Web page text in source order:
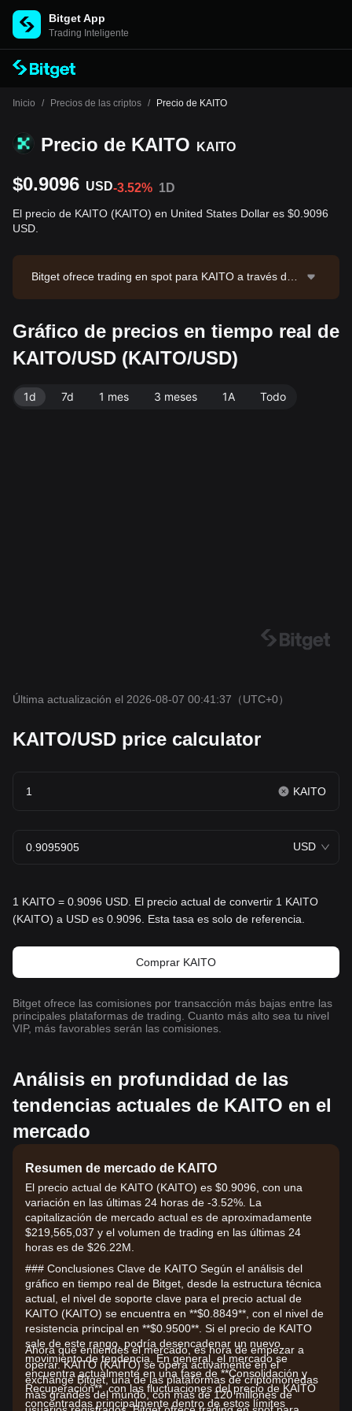
Bitget App
Trading Inteligente
Inicio / Precios de las criptos / Precio de KAITO
Precio de KAITO KAITO
$0.9096 USD-3.52% 1D
El precio de KAITO (KAITO) en United States Dollar es $0.9096
USD.
Bitget ofrece trading en spot para KAITO a través del
horas de $219,601.31. KAITO tiene una capitalización
de mercado de $219,565,037 y un suministro circulan
te de 241.39M KAITO. Fuente de datos: exchange Bit
Gráfico de precios en tiempo real de
KAITO/USD (KAITO/USD)
1d 7d 1 mes 3 meses 1A Todo
Última actualización el 2026-08-07 00:41:37 （UTC+0）
KAITO/USD price calculator
KAITO
USD
1 KAITO = 0.9096 USD. El precio actual de convertir 1 KAITO
(KAITO) a USD es 0.9096. Esta tasa es solo de referencia.
Comprar KAITO
Bitget ofrece las comisiones por transacción más bajas entre las
principales plataformas de trading. Cuanto más alto sea tu nivel
VIP, más favorables serán las comisiones.
Análisis en profundidad de las
tendencias actuales de KAITO en el
mercado
Resumen de mercado de KAITO
El precio actual de KAITO (KAITO) es $0.9096, con una
variación en las últimas 24 horas de -3.52%. La
capitalización de mercado actual es de aproximadamente
$219,565,037 y el volumen de trading en las últimas 24
horas es de $26.22M.
### Conclusiones Clave de KAITO Según el análisis del
gráfico en tiempo real de Bitget, desde la estructura técnica
actual, el nivel de soporte clave para el precio actual de
KAITO (KAITO) se encuentra en **$0.8849**, con el nivel de
resistencia principal en **$0.9500**. Si el precio de KAITO
sale de este rango, podría desencadenar un nuevo
movimiento de tendencia. En general, el mercado se
encuentra actualmente en una fase de **Consolidación y
Recuperación**, con las fluctuaciones del precio de KAITO
concentradas principalmente dentro de estos límites
Ahora que entiendes el mercado, es hora de empezar a
operar. KAITO (KAITO) se opera activamente en el
exchange Bitget, una de las plataformas de criptomonedas
más grandes del mundo, con más de 120 millones de